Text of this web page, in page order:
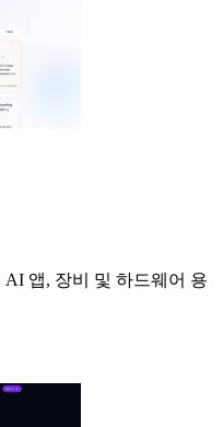
AI 앱, 장비 및 하드웨어 용